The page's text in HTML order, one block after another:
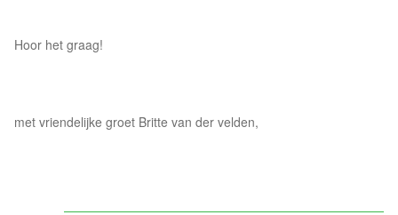
Hoor het graag!
met vriendelijke groet Britte van der velden,